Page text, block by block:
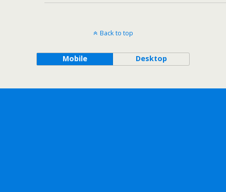
Back to top
Mobile Desktop